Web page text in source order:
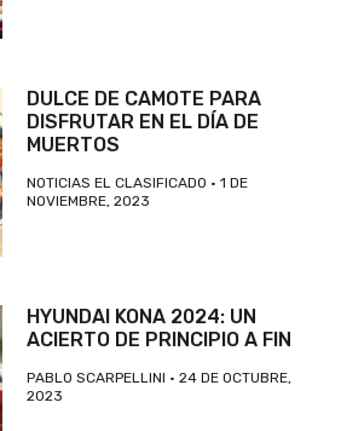
DULCE DE CAMOTE PARA
DISFRUTAR EN EL DÍA DE
MUERTOS
NOTICIAS EL CLASIFICADO
1 DE
NOVIEMBRE, 2023
HYUNDAI KONA 2024: UN
ACIERTO DE PRINCIPIO A FIN
PABLO SCARPELLINI
24 DE OCTUBRE,
2023